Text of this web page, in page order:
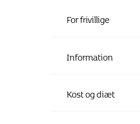
For frivillige
Information
Kost og diæt